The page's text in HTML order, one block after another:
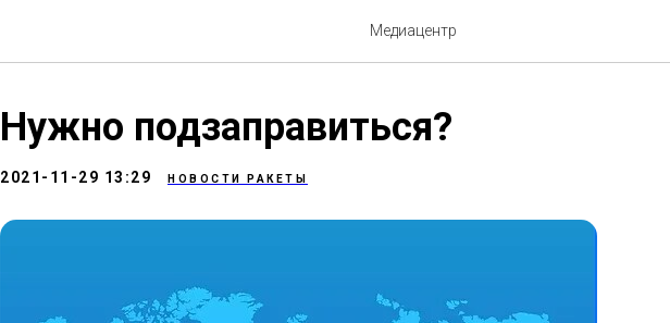
Медиацентр
Нужно подзаправиться?
2021-11-29 13:29 НОВОСТИ РАКЕТЫ